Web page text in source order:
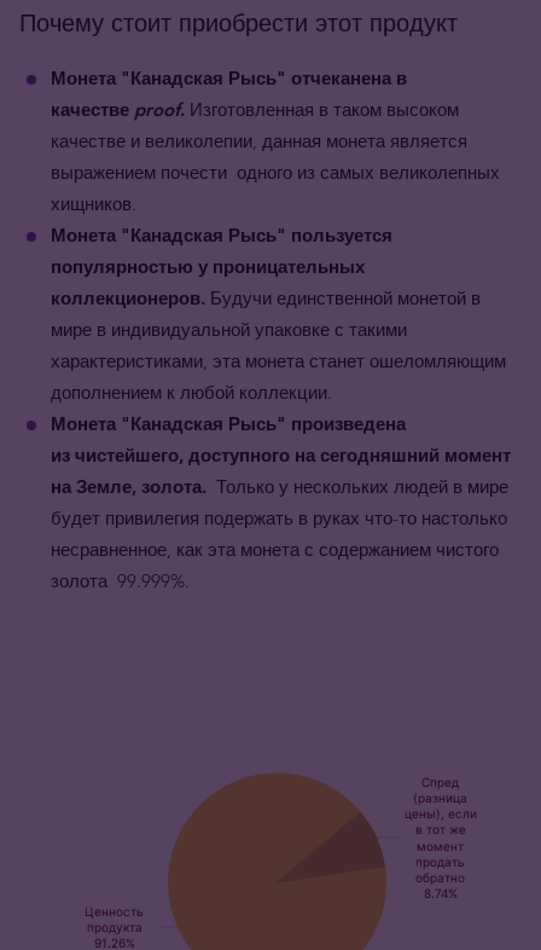
Почему стоит приобрести этот продукт
Монета "Канадская Рысь" отчеканена в
качестве proof. Изготовленная в таком высоком
качестве и великолепии, данная монета является
выражением почести одного из самых великолепных
хищников.
Монета "Канадская Рысь" пользуется
популярностью у проницательных
коллекционеров. Будучи единственной монетой в
мире в индивидуальной упаковке с такими
характеристиками, эта монета станет ошеломляющим
дополнением к любой коллекции.
Монета "Канадская Рысь" произведена
из чистейшего, доступного на сегодняшний момент
на Земле, золота. Только у нескольких людей в мире
будет привилегия подержать в руках что-то настолько
несравненное, как эта монета с содержанием чистого
золота 99.999%.